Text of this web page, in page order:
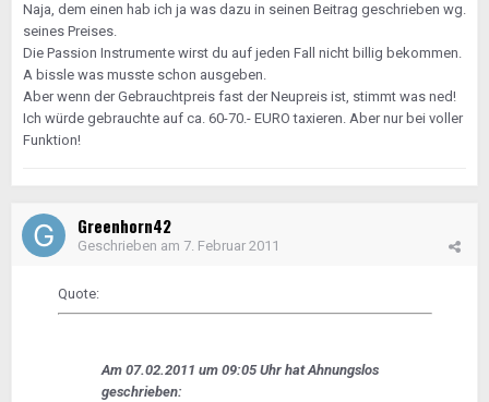
Naja, dem einen hab ich ja was dazu in seinen Beitrag geschrieben wg.
seines Preises.
Die Passion Instrumente wirst du auf jeden Fall nicht billig bekommen.
A bissle was musste schon ausgeben.
Aber wenn der Gebrauchtpreis fast der Neupreis ist, stimmt was ned!
Ich würde gebrauchte auf ca. 60-70.- EURO taxieren. Aber nur bei voller
Funktion!
Greenhorn42
Geschrieben am 7. Februar 2011
Quote:
Am 07.02.2011 um 09:05 Uhr hat Ahnungslos
geschrieben: